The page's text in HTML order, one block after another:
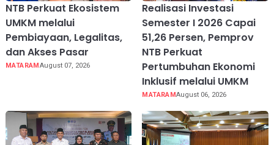
NTB Perkuat Ekosistem
UMKM melalui
Pembiayaan, Legalitas,
dan Akses Pasar
MATARAMAugust 07, 2026
Realisasi Investasi
Semester I 2026 Capai
51,26 Persen, Pemprov
NTB Perkuat
Pertumbuhan Ekonomi
Inklusif melalui UMKM
MATARAMAugust 06, 2026